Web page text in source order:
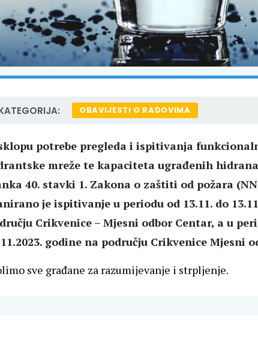
OBAVIJESTI O RADOVIMA
potrebe pregleda i ispitivanja
mreže te kapaciteta ugrađenih
40. stavki 1. Zakona o zaštiti od požara (NN
je ispitivanje u periodu od 13.11. do
Crikvenice – Mjesni odbor Centar, a u
godine na području Crikvenice Mjesni
sve građane za razumijevanje i strpljenje.